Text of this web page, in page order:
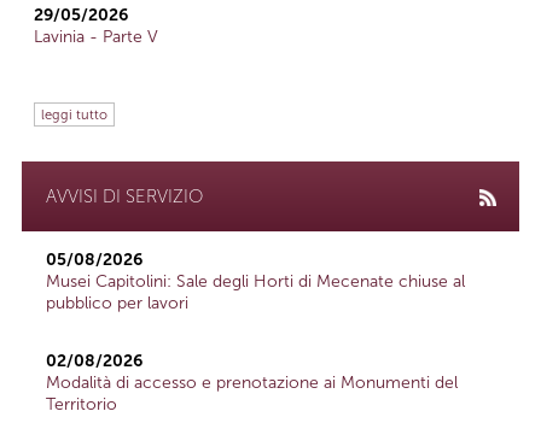
29/05/2026
Lavinia - Parte V
leggi tutto
AVVISI DI SERVIZIO
05/08/2026
Musei Capitolini: Sale degli Horti di Mecenate chiuse al
pubblico per lavori
02/08/2026
Modalità di accesso e prenotazione ai Monumenti del
Territorio